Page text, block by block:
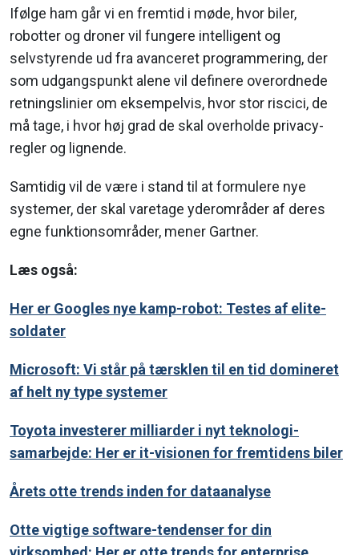
Ifølge ham går vi en fremtid i møde, hvor biler,
robotter og droner vil fungere intelligent og
selvstyrende ud fra avanceret programmering, der
som udgangspunkt alene vil definere overordnede
retningslinier om eksempelvis, hvor stor riscici, de
må tage, i hvor høj grad de skal overholde privacy-
regler og lignende.
Samtidig vil de være i stand til at formulere nye
systemer, der skal varetage yderområder af deres
egne funktionsområder, mener Gartner.
Læs også:
Her er Googles nye kamp-robot: Testes af elite-
soldater
Microsoft: Vi står på tærsklen til en tid domineret
af helt ny type systemer
Toyota investerer milliarder i nyt teknologi-
samarbejde: Her er it-visionen for fremtidens biler
Årets otte trends inden for dataanalyse
Otte vigtige software-tendenser for din